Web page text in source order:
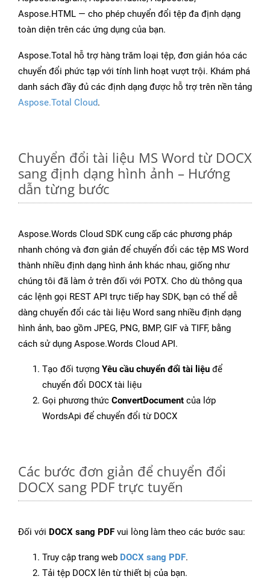
Aspose.HTML — cho phép chuyển đổi tệp đa định dạng
toàn diện trên các ứng dụng của bạn.
Aspose.Total hỗ trợ hàng trăm loại tệp, đơn giản hóa các
chuyển đổi phức tạp với tính linh hoạt vượt trội. Khám phá
danh sách đầy đủ các định dạng được hỗ trợ trên nền tảng
Aspose.Total Cloud.
Chuyển đổi tài liệu MS Word từ DOCX
sang định dạng hình ảnh – Hướng
dẫn từng bước
Aspose.Words Cloud SDK cung cấp các phương pháp
nhanh chóng và đơn giản để chuyển đổi các tệp MS Word
thành nhiều định dạng hình ảnh khác nhau, giống như
chúng tôi đã làm ở trên đối với POTX. Cho dù thông qua
các lệnh gọi REST API trực tiếp hay SDK, bạn có thể dễ
dàng chuyển đổi các tài liệu Word sang nhiều định dạng
hình ảnh, bao gồm JPEG, PNG, BMP, GIF và TIFF, bằng
cách sử dụng Aspose.Words Cloud API.
Tạo đối tượng Yêu cầu chuyển đổi tài liệu để
chuyển đổi DOCX tài liệu
Gọi phương thức ConvertDocument của lớp
WordsApi để chuyển đổi từ DOCX
Các bước đơn giản để chuyển đổi
DOCX sang PDF trực tuyến
Đối với DOCX sang PDF vui lòng làm theo các bước sau:
Truy cập trang web DOCX sang PDF.
Tải tệp DOCX lên từ thiết bị của bạn.